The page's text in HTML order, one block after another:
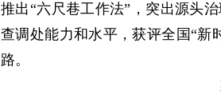
推出“六尺巷工作法”，突出源头
查调处能力和水平，获评全国“新
路。